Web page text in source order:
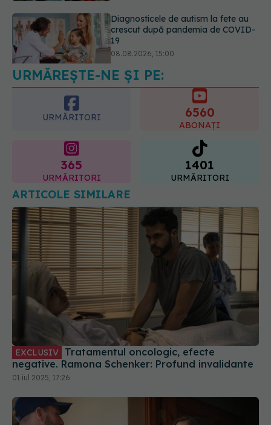
Microplasticele pot traversa bariera
placentară și modifica hormonii
08.08.2026, 18:00
URMĂREȘTE-NE ȘI PE:
URMĂRITORI
365 1401
URMĂRITORI
ARTICOLE SIMILARE
EXCLUSIV
negative. Ramona Schenker: Profund invalidante